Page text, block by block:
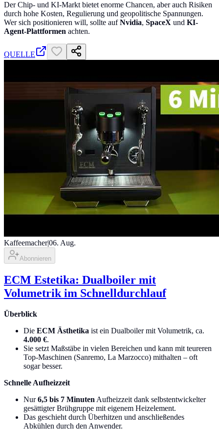
Der Chip- und KI-Markt bietet enorme Chancen, aber auch Risiken
durch hohe Kosten, Regulierung und geopolitische Spannungen.
Wer sich positionieren will, sollte aufNvidia, SpaceX und KI-
Agent-Plattformen achten.
QUELLE
Kaffeemacher|06. Aug.
Abonnieren
ECM Estetika: Dualboiler mit
Volumetrik im Schnelldurchlauf
Überblick
Die ECM Ästhetika ist ein Dualboiler mit Volumetrik, ca.
4.000 €.
Sie setzt Maßstäbe in vielen Bereichen und kann mit teureren
Top-Maschinen (Sanremo, La Marzocco) mithalten – oft
sogar besser.
Schnelle Aufheizzeit
Nur6,5 bis 7 Minuten Aufheizzeit dank selbstentwickelter
gesättigter Brühgruppe mit eigenem Heizelement.
Das geschieht durch Überhitzen und anschließendes
Abkühlen durch den Anwender.